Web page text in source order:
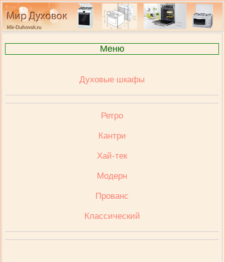
Меню
Духовые шкафы
Ретро
Кантри
Хай-тек
Модерн
Прованс
Классический